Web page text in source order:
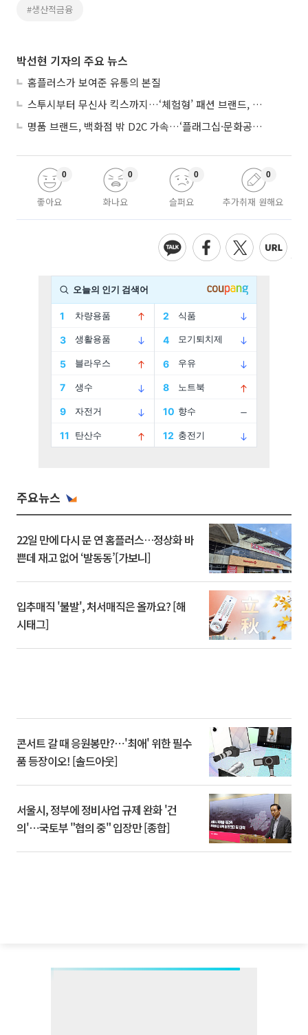
#생산적금융
박선현 기자의 주요 뉴스
홈플러스가 보여준 유통의 본질
스투시부터 무신사 킥스까지…‘체험형’ 패션 브랜드, 잇단 제주행
명품 브랜드, 백화점 밖 D2C 가속…‘플래그십·문화공간’ 전략 눈길
좋아요
0
화나요
0
슬퍼요
0
추가취재 원해요
0
주요뉴스
22일 만에 다시 문 연 홈플러스…정상화 바
쁜데 재고 없어 ‘발동동’[가보니]
입추매직 '불발', 처서매직은 올까요? [해
시태그]
콘서트 갈 때 응원봉만?⋯'최애' 위한 필수
품 등장이오! [솔드아웃]
서울시, 정부에 정비사업 규제 완화 '건
의'⋯국토부 "협의 중" 입장만 [종합]